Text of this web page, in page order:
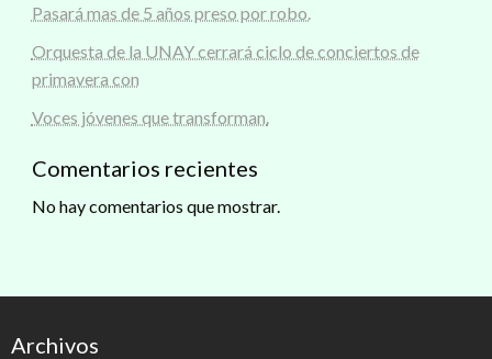
Pasará mas de 5 años preso por robo.
Orquesta de la UNAY cerrará ciclo de conciertos de
primavera con
Voces jóvenes que transforman.
Comentarios recientes
No hay comentarios que mostrar.
Archivos